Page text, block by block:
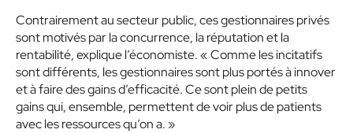
Contrairement au secteur public, ces gestionnaires privés
sont motivés par la concurrence, la réputation et la
rentabilité, explique l’économiste. « Comme les incitatifs
sont différents, les gestionnaires sont plus portés à innover
et à faire des gains d’efficacité. Ce sont plein de petits
gains qui, ensemble, permettent de voir plus de patients
avec les ressources qu’on a. »